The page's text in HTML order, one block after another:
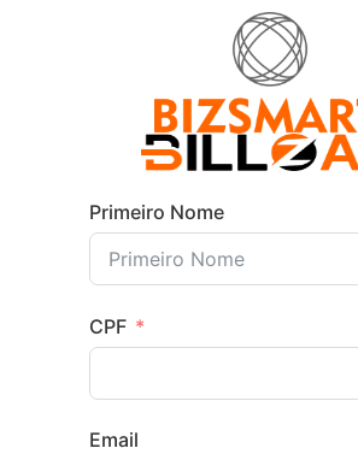
Primeiro Nome
CPF
Email